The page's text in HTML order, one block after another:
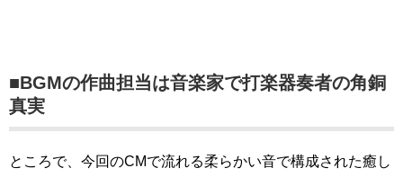
■BGMの作曲担当は音楽家で打楽器奏者の角銅
真実
ところで、今回のCMで流れる柔らかい音で構成された癒し